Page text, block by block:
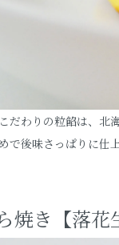
だわりの粒餡は、北
で後味さっぱりに仕
焼き【落花